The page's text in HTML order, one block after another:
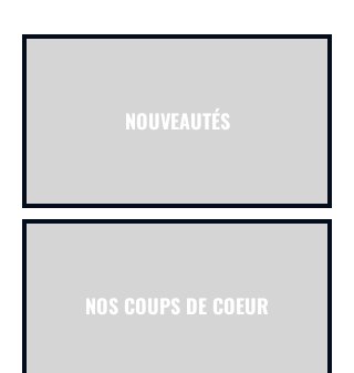
NOUVEAUTÉS
NOS COUPS DE COEUR